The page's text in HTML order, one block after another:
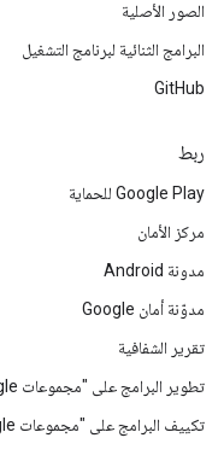
الصور الأصلية
البرامج الثنائية لبرنامج التشغيل
GitHub
ربط
Google Play للحماية
مركز الأمان
مدونة Android
مدوّنة أمان Google
تقرير الشفافية
تطوير البرامج على "مجموعات Google"
تكييف البرامج على "مجموعات Google"